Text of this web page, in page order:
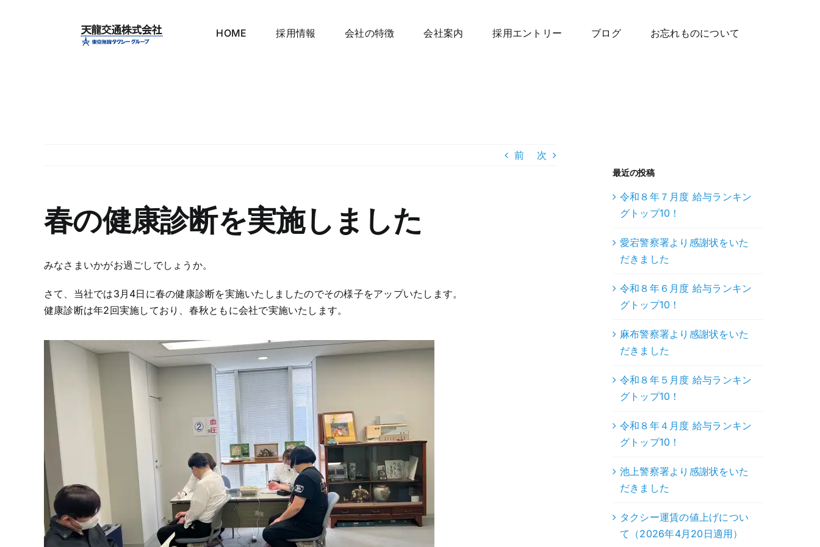
HOME 採用情報 会社の特徴 会社案内 採用エントリー ブログ お忘れものについて
前 次
春の健康診断を実施しました
みなさまいかがお過ごしでしょうか。
さて、当社では3月4日に春の健康診断を実施いたしましたのでその様子をアップいたします。
健康診断は年2回実施しており、春秋ともに会社で実施いたします。
最近の投稿
令和８年７月度 給与ランキン
グトップ10！
愛宕警察署より感謝状をいた
だきました
令和８年６月度 給与ランキン
グトップ10！
麻布警察署より感謝状をいた
だきました
令和８年５月度 給与ランキン
グトップ10！
令和８年４月度 給与ランキン
グトップ10！
池上警察署より感謝状をいた
だきました
タクシー運賃の値上げについ
て（2026年4月20日適用）